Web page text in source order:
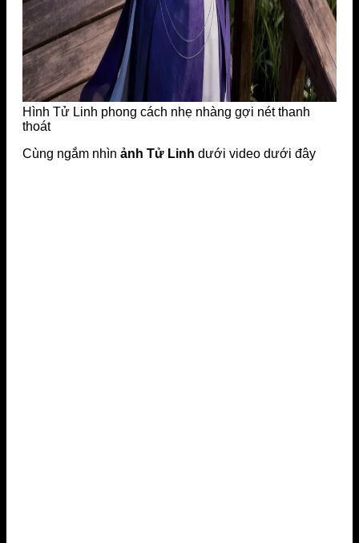
Hình Tử Linh phong cách nhẹ nhàng gợi nét thanh
thoát
Cùng ngắm nhìn ảnh Tử Linh dưới video dưới đây